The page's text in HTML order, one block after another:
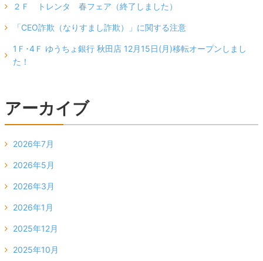
２Ｆ トレンタ 春フェア（終了しました）
「CEO詐欺（なりすまし詐欺）」に関する注意
1Ｆ･4Ｆ ゆうちょ銀行 秋田店 12月15日(月)移転オープンしまし
た！
アーカイブ
2026年7月
2026年5月
2026年3月
2026年1月
2025年12月
2025年10月